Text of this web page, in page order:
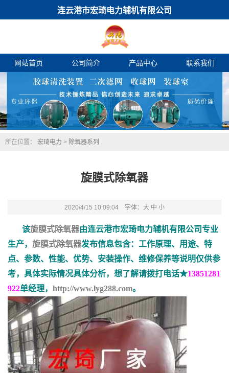
连云港市宏琦电力辅机有限公司
网站首页 公司简介 产品中心 联系我们
所在位置： 宏琦电力 > 除氧器系列
旋膜式除氧器
2020/4/15 10:09:04 字体： 大 中 小
该旋膜式除氧器由连云港市宏琦电力辅机有限公司专业
生产， 旋膜式除氧器发布信息包含：工作原理、用途、特
点、参数、性能、优势、安装操作、维修保养等说明仅供参
考，具体实际情况具体分析，想了解请拨打电话★13851281
922单经理， http://www.lyg288.com。